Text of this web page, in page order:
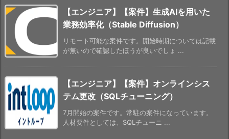
【エンジニア】【案件】生成AIを用いた
業務効率化（Stable Diffusion）
リモート可能な案件です。開始時期については記載
が無いので確認したほうが良いでしょ ...
【エンジニア】【案件】オンラインシス
テム更改（SQLチューニング）
7月開始の案件です。常駐の案件になっています。
人材要件としては、SQLチューニ ...